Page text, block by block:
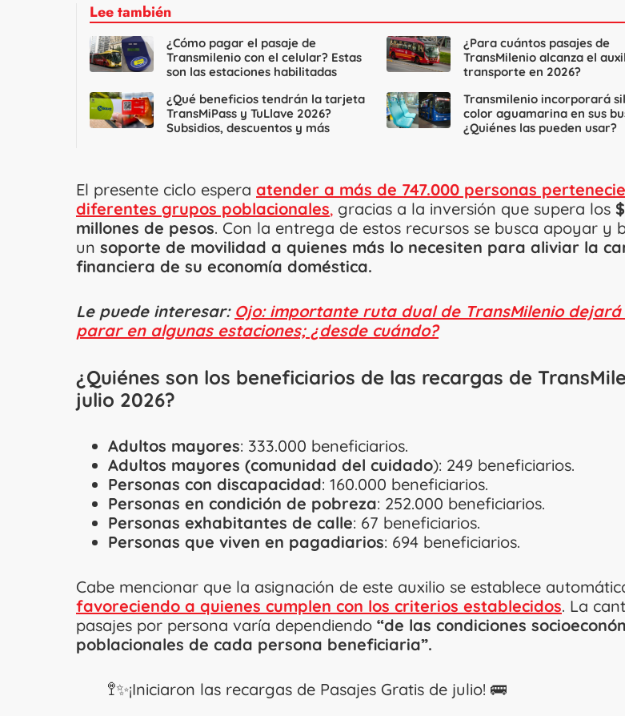
Lee también
¿Cómo pagar el pasaje de
Transmilenio con el celular? Estas
son las estaciones habilitadas
¿Para cuántos pasajes de
TransMilenio alcanza el
transporte en 2026?
¿Qué beneficios tendrán la tarjeta
TransMiPass y TuLlave 2026?
Subsidios, descuentos y más
Transmilenio incorporará
color aguamarina en sus
¿Quiénes las pueden usar?
El presente ciclo espera atender a más de 747.000 personas
diferentes grupos poblacionales, gracias a la inversión que supera los
millones de pesos. Con la entrega de estos recursos se busca apoyar y
un soporte de movilidad a quienes más lo necesiten para aliviar la
financiera de su economía doméstica.
Le puede interesar: Ojo: importante ruta dual de TransMilenio dejará
parar en algunas estaciones; ¿desde cuándo?
¿Quiénes son los beneficiarios de las recargas de
julio 2026?
Adultos mayores: 333.000 beneficiarios.
Adultos mayores (comunidad del cuidado): 249 beneficiarios.
Personas con discapacidad: 160.000 beneficiarios.
Personas en condición de pobreza: 252.000 beneficiarios.
Personas exhabitantes de calle: 67 beneficiarios.
Personas que viven en pagadiarios: 694 beneficiarios.
Cabe mencionar que la asignación de este auxilio se establece
favoreciendo a quienes cumplen con los criterios establecidos. La
pasajes por persona varía dependiendo “de las condiciones
poblacionales de cada persona beneficiaria”.
🚏✨¡Iniciaron las recargas de Pasajes Gratis de julio! 🚌